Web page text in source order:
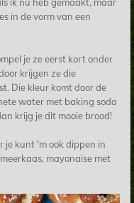
ik nu heb gemaakt, maar
in de vorm van een
je ze eerst kort onder
krijgen ze die
Die kleur komt door de
water met baking soda
krijg je dit mooie brood!
je kunt 'm ook dippen in
mayonaise met